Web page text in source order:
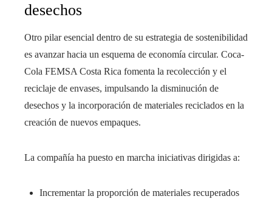
desechos
Otro pilar esencial dentro de su estrategia de sostenibilidad
es avanzar hacia un esquema de economía circular. Coca-
Cola FEMSA Costa Rica fomenta la recolección y el
reciclaje de envases, impulsando la disminución de
desechos y la incorporación de materiales reciclados en la
creación de nuevos empaques.
La compañía ha puesto en marcha iniciativas dirigidas a:
Incrementar la proporción de materiales recuperados